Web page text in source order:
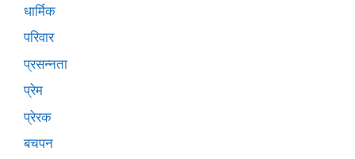
धार्मिक
परिवार
प्रसन्नता
प्रेम
प्रेरक
बचपन